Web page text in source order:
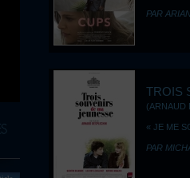
PAR
TROIS
(ARNAUD
« JE ME
PAR